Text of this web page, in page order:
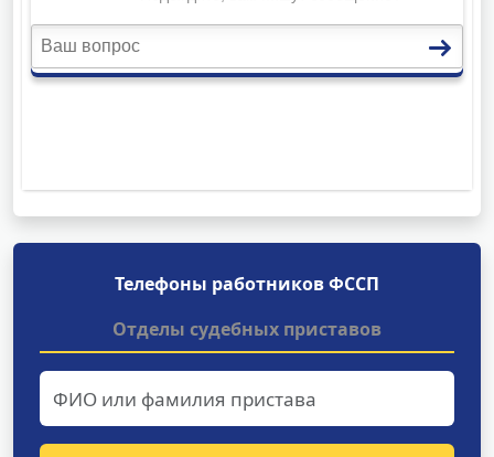
Телефоны работников ФССП
Отделы судебных приставов